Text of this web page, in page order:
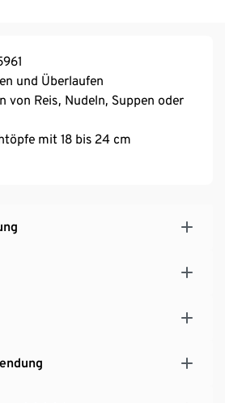
und Überlaufen
von Reis, Nudeln, Suppen oder
mit 18 bis 24 cm